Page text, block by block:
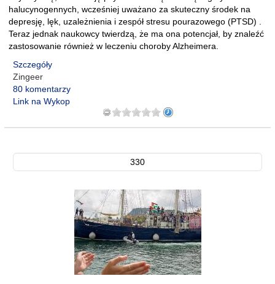
halucynogennych, wcześniej uważano za skuteczny środek na
depresję, lęk, uzależnienia i zespół stresu pourazowego (PTSD) .
Teraz jednak naukowcy twierdzą, że ma ona potencjał, by znaleźć
zastosowanie również w leczeniu choroby Alzheimera.
Szczegóły
Zingeer
80 komentarzy
Link na Wykop
330